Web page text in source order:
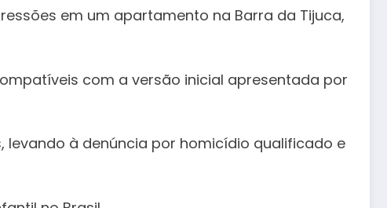
em um apartamento na Barra da Tijuca,
com a versão inicial apresentada por
à denúncia por homicídio qualificado e